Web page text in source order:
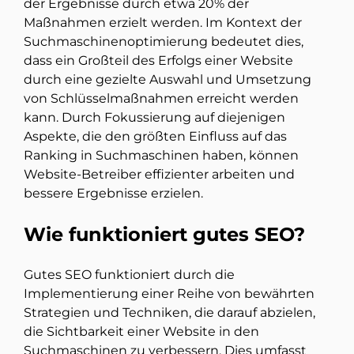
der Ergebnisse durch etwa 20% der
Maßnahmen erzielt werden. Im Kontext der
Suchmaschinenoptimierung bedeutet dies,
dass ein Großteil des Erfolgs einer Website
durch eine gezielte Auswahl und Umsetzung
von Schlüsselmaßnahmen erreicht werden
kann. Durch Fokussierung auf diejenigen
Aspekte, die den größten Einfluss auf das
Ranking in Suchmaschinen haben, können
Website-Betreiber effizienter arbeiten und
bessere Ergebnisse erzielen.
Wie funktioniert gutes SEO?
Gutes SEO funktioniert durch die
Implementierung einer Reihe von bewährten
Strategien und Techniken, die darauf abzielen,
die Sichtbarkeit einer Website in den
Suchmaschinen zu verbessern. Dies umfasst